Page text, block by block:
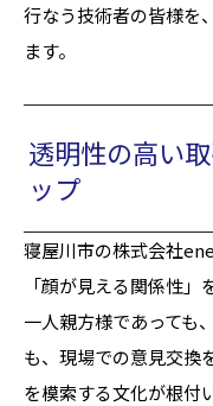
行なう技術者の皆様を
ます。
透明性の高い
ップ
寝屋川市の株式会社
「顔が見える関係性」
一人親方様であっても
も、現場での意見交換
を模索する文化が根付